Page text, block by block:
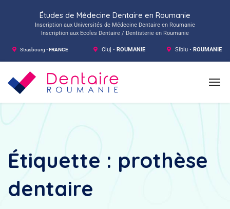
Études de Médecine Dentaire en Roumanie
Inscription aux Universités de Médecine Dentaire en Roumanie
Inscription aux Ecoles Dentaire / Dentisterie en Roumanie
Strasbourg •FRANCE Cluj •ROUMANIE Sibiu •ROUMANIE
Étiquette : prothèse
dentaire